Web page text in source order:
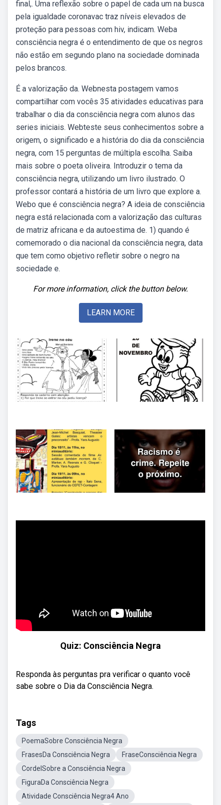
final,. Uma reflexão sobre o papel de cada um na busca
pela igualdade coronavac traz níveis elevados de
proteção para pessoas com hiv, indicam. Weba
consciência negra é o entendimento de que os negros
não estão em segundo plano na sociedade dominada
pelos brancos.
É a valorização da. Webnesta postagem vamos
compartilhar com vocês 35 atividades educativas para
trabalhar o dia da consciência negra com alunos das
series iniciais. Webteste seus conhecimentos sobre a
origem, o significado e a história do dia da consciência
negra, com 15 perguntas de múltipla escolha. Saiba
mais sobre o poeta oliveira. Introduzir o tema da
consciência negra, utilizando um livro ilustrado. O
professor contará a história de um livro que explore a.
Webo que é consciência negra? A ideia de consciência
negra está relacionada com a valorização das culturas
de matriz africana e da autoestima de. 1) quando é
comemorado o dia nacional da consciência negra, data
que tem como objetivo refletir sobre o negro na
sociedade e.
For more information, click the button below.
LEARN MORE
Quiz: Consciência Negra
Responda às perguntas pra verificar o quanto você
sabe sobre o Dia da Consciência Negra.
Tags
PoemaSobre Consciência Negra
FrasesDa Consciência Negra
FraseConsciência Negra
CordelSobre a Consciência Negra
FiguraDa Consciência Negra
Atividade Consciência Negra4 Ano